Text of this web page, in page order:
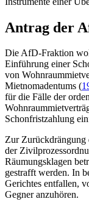
Antrag der
Die AfD-Fraktion
Einführung einer
von
Mietnomadentums (
für die Fälle der
Schonfristzahlung
Zur Zurückdrängung
der
Räumungsklagen
gestrafft werden. In
Gerichtes entfallen,
Gegner anzuhören.